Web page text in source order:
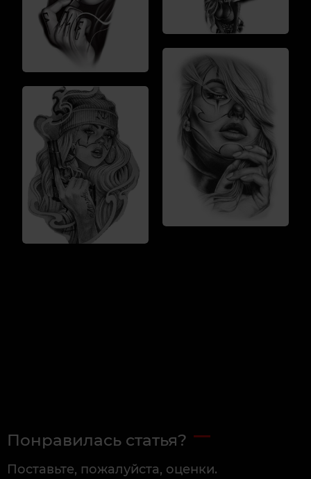
Понравилась статья?
Поставьте, пожалуйста, оценки.